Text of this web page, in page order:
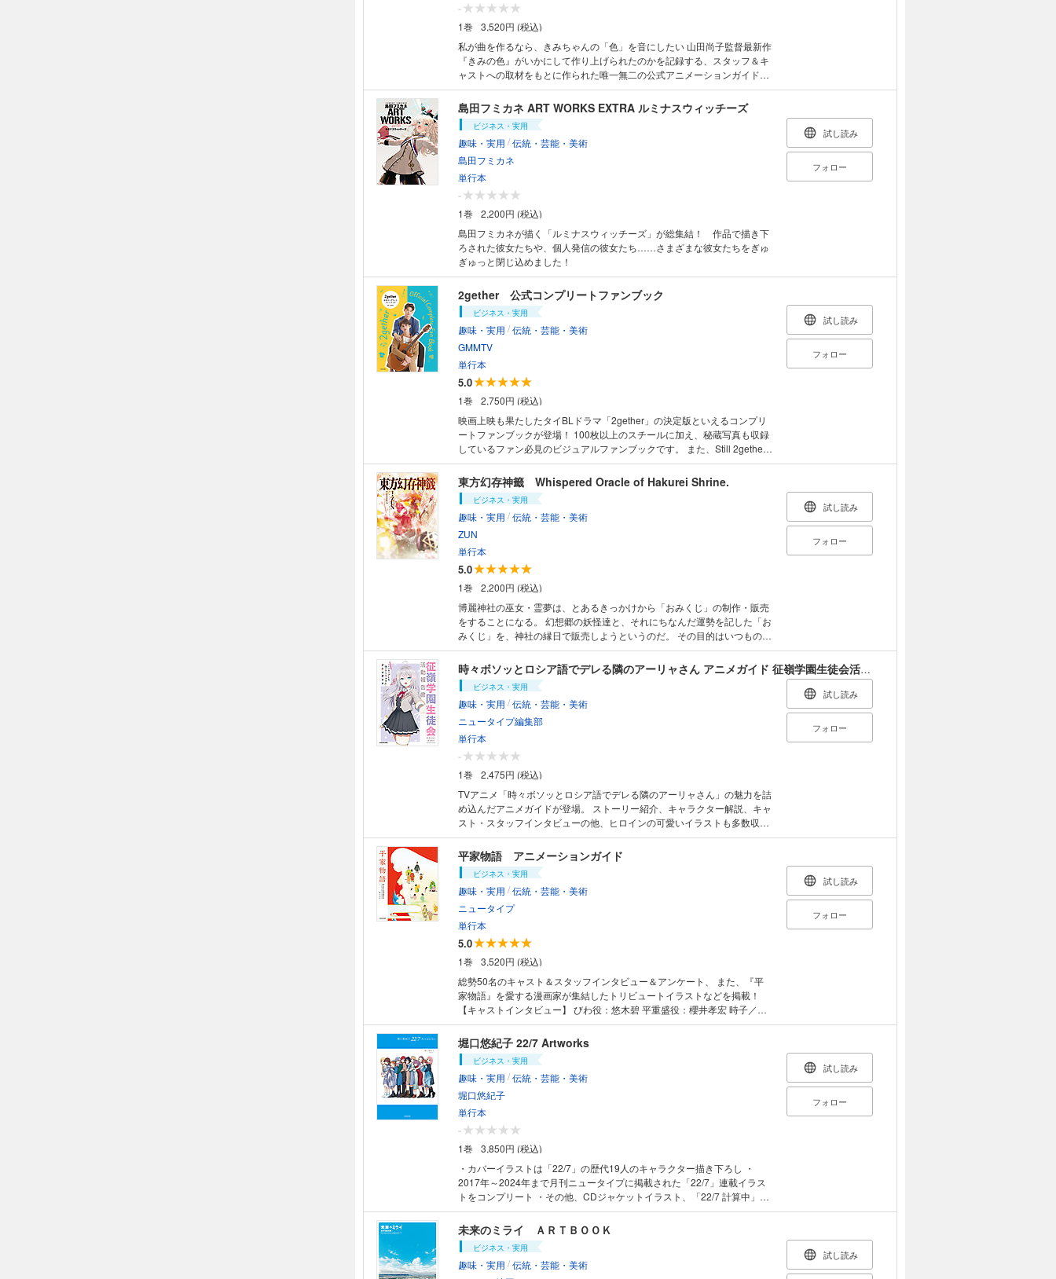
恵 シン・アスカ役／鈴村健一 オルフェ・ラム・タオ役／下野 紘 シュラ・
サーペンタイン役／中村悠一 アグネス・ギーベンラート役／桑島法子 ル
ナマリア・ホーク役／坂本真綾 カガリ・ユラ・アスハ役／森なな子 ム
ウ・ラ・フラガ役／子安武人 ディアッカ・エルスマン役／笹沼 晃 アウ
ラ・マハ・ハイバル役／田村ゆかり イングリット・トラドール役／上坂す
-
1巻
3,520円 (税込)
私が曲を作るなら、きみちゃんの「色」を音にしたい 山田尚子監督最新作
『きみの色』がいかにして作り上げられたのかを記録する、スタッフ＆キ
ャストへの取材をもとに作られた唯一無二の公式アニメーションガイド。
山田尚子×吉田玲子×牛尾憲輔の鼎談をはじめ「3人」にこだわった特別鼎
談を多数掲載。 ＜特別鼎談＞ キャスト 鈴川紗由×高石あかり（はしごだ
か）×木戸大聖 監督：山田尚子×脚本：吉田玲子×音楽・音楽監督：牛尾憲
輔 ほか、撮影、音響、制作など ＜インタビュー＞ キャラクターデザイ
ン・作画監督：小島崇史、美術総括：島田碧×美術監督：室岡侑奈ほか20
人以上の取材を敢行 ＜ストーリーガイド＞ 3人の歩んだ道をていねいに紐
解くストーリー紹介 そのほか、キャラクター紹介や美術紹介など、図版も
島田フミカネ ART WORKS EXTRA ルミナスウィッチーズ
ビジネス・実用
趣味・実用 /伝統・芸能・美術
島田フミカネ
単行本
-
1巻
2,200円 (税込)
島田フミカネが描く「ルミナスウィッチーズ」が総集結！ 作品で描き下
ろされた彼女たちや、個人発信の彼女たち……さまざまな彼女たちをぎゅ
ぎゅっと閉じ込めました！
試し読み
フォロー
2gether 公式コンプリートファンブック
ビジネス・実用
趣味・実用 /伝統・芸能・美術
GMMTV
単行本
5.0
1巻
2,750円 (税込)
映画上映も果たしたタイBLドラマ「2gether」の決定版といえるコンプリ
ートファンブックが登場！ 100枚以上のスチールに加え、秘蔵写真も収録
しているファン必見のビジュアルファンブックです。 また、Still 2gether
やPlay2gether、ファンミーティングの模様なども収録。 ファン待望のま
るっと丸ごと「2gether」が詰まった盛りだくさんの内容となっていま
す。 インタビューも豪華俳優陣が集結。サラワット役のBright、タイン役
のWinをはじめ、マン役のMike、タイプ役のTopTap、ミル役のDrake、プ
ーコン役のFrankというメインキャストの皆様に、それぞれドラマについ
てのアツい想いを語ってもらいました。
試し読み
フォロー
東方幻存神籤 Whispered Oracle of Hakurei Shrine.
ビジネス・実用
趣味・実用 /伝統・芸能・美術
ZUN
単行本
5.0
1巻
2,200円 (税込)
博麗神社の巫女・霊夢は、とあるきっかけから「おみくじ」の制作・販売
をすることになる。 幻想郷の妖怪達と、それにちなんだ運勢を記した「お
みくじ」を、神社の縁日で販売しようというのだ。 その目的はいつもの通
りお金儲け…ではなく、とある異変の後始末のため特別な目的をもった依
頼が舞い込んだためだった――。 東方Projectのキャラクターが総登
場！ 幻想神主ZUNがまるごと一冊書き下ろしでお贈りする、ファン必読
の公式書籍。
試し読み
フォロー
時々ボソッとロシア語でデレる隣のアーリャさん アニメガイド 征嶺学園生徒会活動報告書
ビジネス・実用
趣味・実用 /伝統・芸能・美術
ニュータイプ編集部
単行本
-
1巻
2,475円 (税込)
TVアニメ「時々ボソッとロシア語でデレる隣のアーリャさん」の魅力を詰
め込んだアニメガイドが登場。 ストーリー紹介、キャラクター解説、キャ
スト・スタッフインタビューの他、ヒロインの可愛いイラストも多数収録
した豪華版。 また、原作者・燦々SUN先生のインタビューではロシデレ
の誕生秘話も明らかに!? ＜収録内容＞ メインキャストインタビュー 天崎
滉平（久世政近役） 上坂すみれ（アリサ・ミハイロヴナ・九条役） 丸岡
和佳奈（周防有希役） 藤井ゆきよ（マリヤ・ミハイロヴナ・九条役） 会
沢紗弥（君嶋綾乃役） メインスタッフインタビュー 監督・シリーズ構
成：伊藤良太 キャラクターデザイン・総作画監督：室田雄平 ロシア語翻
訳・監修：Eugenio Uzhinin EDディレクター：桑野貴文 プロデューサ
ー：新井孝介 原作・燦々SUN先生インタビュー キャラクター紹介 ストー
リー全12話紹介 OP＆ED紹介 イラスト＆原画収録 ※天崎滉平の「崎」の字
は、「たつさき」が正式表記となります。 ※桑野貴文の「桑」の字は、旧
字体が正式表記となります。
試し読み
フォロー
平家物語 アニメーションガイド
ビジネス・実用
趣味・実用 /伝統・芸能・美術
ニュータイプ
単行本
5.0
1巻
3,520円 (税込)
総勢50名のキャスト＆スタッフインタビュー＆アンケート、 また、『平
家物語』を愛する漫画家が集結したトリビュートイラストなどを掲載！
【キャストインタビュー】 びわ役：悠木碧 平重盛役：櫻井孝宏 時子／祇
王役：井上喜久子 徳子役：早見沙織 スペシャル対談／平清盛役：玄田哲
章×後白河法皇役：千葉繁 【キャストアンケート】 平維盛役：入野自由、
平資盛役：岡本信彦、平清経役：花江夏樹、平敦盛役：村瀬歩、平宗盛
役：檜山修之、平知盛役：木村昴、平重衡役：宮崎遊、高倉天皇役：西山
宏太朗、源頼朝役：杉田智和、源義経役：梶裕貴、静御前役：水瀬いのり
【トリビュートイラスト】 冬乃郁也、衿沢世衣子、うめ、小沢かな、志村
貴子、西村しのぶ 【スタッフインタビュー】 原作：古川日出男 歴史監
裕宗 美術監督：久保友孝 撮影監督：出水田和人 色彩設計：橋本賢 動画監
督：今井翔太郎 編集：廣瀬清志 プロップデザイン：寺尾憲治 各話演出・
絵コンテ：雪村愛、ちな、戸澤俊太郎、モコちゃん、長友孝和、江崎好絵
（崎:本来はたつさき）、竹下良平、山代風我 プロデューサー鼎談：竹内
史恵、チェ・ウニョン、尾崎紀子 制作座談会：崎田康平、進藤嵩平、番匠
グ：agraph 音楽：牛尾憲輔 キャラクター原案：高野文子 脚本：吉田玲子
監督：山田尚子 （以上順不同、敬称略）
試し読み
フォロー
堀口悠紀子 22/7 Artworks
ビジネス・実用
趣味・実用 /伝統・芸能・美術
堀口悠紀子
単行本
-
1巻
3,850円 (税込)
・カバーイラストは「22/7」の歴代19人のキャラクター描き下ろし ・
2017年～2024年まで月刊ニュータイプに掲載された「22/7」連載イラス
トをコンプリート ・その他、CDジャケットイラスト、「22/7 計算中」ジ
ャケットイラストなども掲載（なお、7・8thシングル、1stアルバムのジャ
ケットに関しては宇木敦哉描き下ろし） ・堀口悠紀子×滝川みう役：西條
和（22/7）対談掲載
試し読み
フォロー
未来のミライ ＡＲＴＢＯＯＫ
ビジネス・実用
趣味・実用 /伝統・芸能・美術
試し読み